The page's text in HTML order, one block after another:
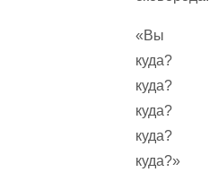
«Вы
куда?
куда?
куда?
куда?
куда?»